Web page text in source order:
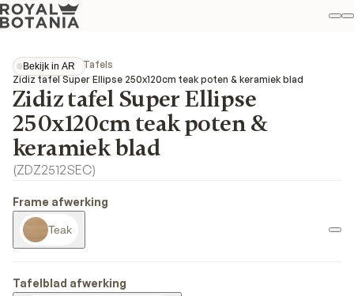
Bekijk in AR
Bekijk in AR
Collecties ZidizTafels
Zidiz tafel Super Ellipse 250x120cm teak poten & keramiek blad
Zidiz tafel Super Ellipse
250x120cm teak poten &
keramiek blad
(ZDZ2512SEC)
Frame afwerking
Teak
Tafelblad afwerking